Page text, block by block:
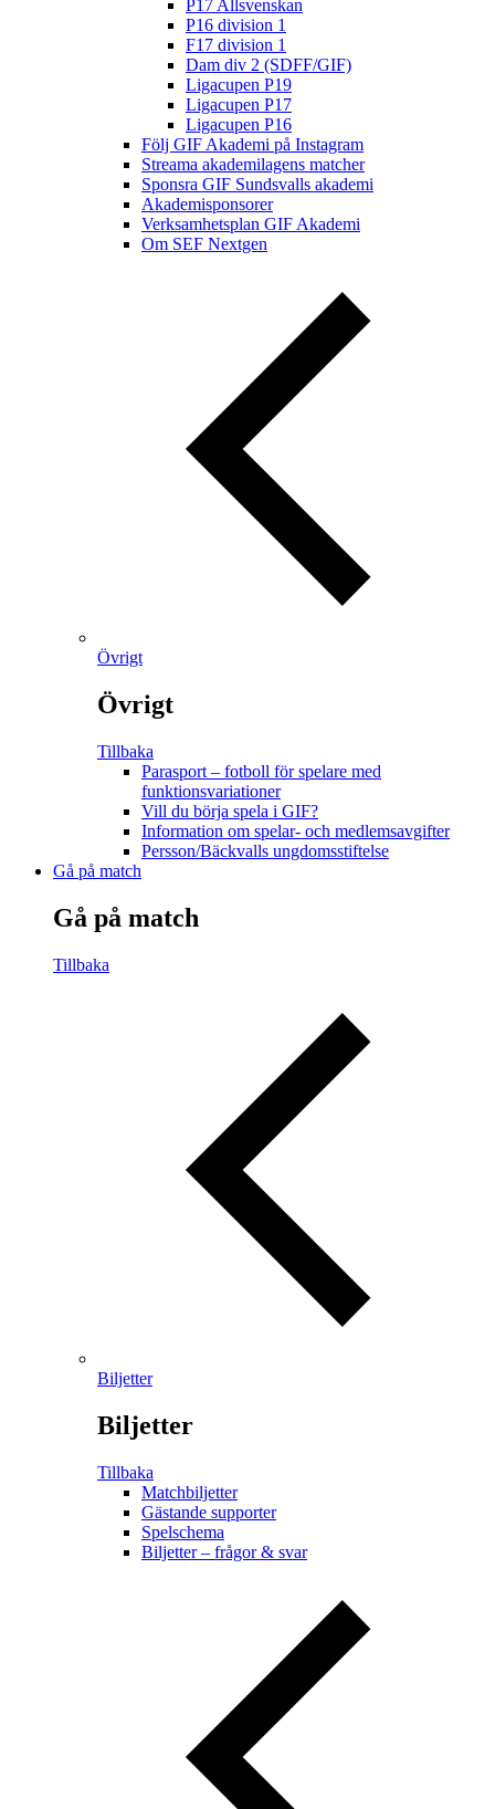
P17 Allsvenskan
P16 division 1
F17 division 1
Dam div 2 (SDFF/GIF)
Ligacupen P19
Ligacupen P17
Ligacupen P16
Följ GIF Akademi på Instagram
Streama akademilagens matcher
Sponsra GIF Sundsvalls akademi
Akademisponsorer
Verksamhetsplan GIF Akademi
Om SEF Nextgen
Övrigt
Övrigt
Tillbaka
Parasport – fotboll för spelare med
funktionsvariationer
Vill du börja spela i GIF?
Information om spelar- och medlemsavgifter
Persson/Bäckvalls ungdomsstiftelse
Gå på match
Gå på match
Tillbaka
Biljetter
Biljetter
Tillbaka
Matchbiljetter
Gästande supporter
Spelschema
Biljetter – frågor & svar